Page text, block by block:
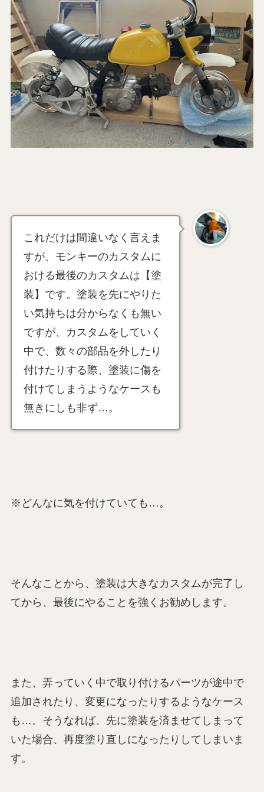
これだけは間違いなく言えま
すが、モンキーのカスタムに
おける最後のカスタムは【塗
装】です。塗装を先にやりた
い気持ちは分からなくも無い
ですが、カスタムをしていく
中で、数々の部品を外したり
付けたりする際、塗装に傷を
付けてしまうようなケースも
無きにしも非ず…。
※どんなに気を付けていても…。
そんなことから、塗装は大きなカスタムが完了し
てから、最後にやることを強くお勧めします。
また、弄っていく中で取り付けるパーツが途中で
追加されたり、変更になったりするようなケース
も…。そうなれば、先に塗装を済ませてしまって
いた場合、再度塗り直しになったりしてしまいま
す。